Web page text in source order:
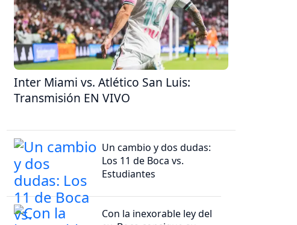
Inter Miami vs. Atlético San Luis:
Transmisión EN VIVO
Un cambio y dos dudas:
Los 11 de Boca vs.
Estudiantes
Con la inexorable ley del